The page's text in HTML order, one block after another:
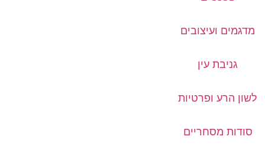
מדגמים ועיצובים
גניבת עין
לשון הרע ופרטיות
סודות מסחריים